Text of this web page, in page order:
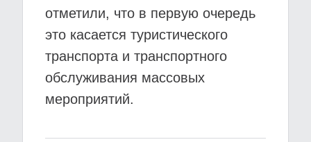
отметили, что в первую очередь
это касается туристического
транспорта и транспортного
обслуживания массовых
мероприятий.